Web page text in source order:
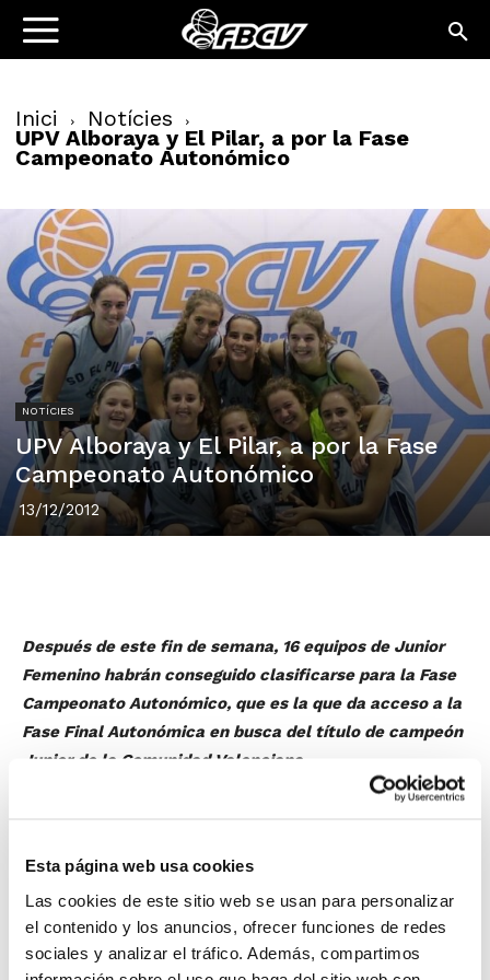
Esta página web usa cookies
Las cookies de este sitio web se usan para personalizar
el contenido y los anuncios, ofrecer funciones de redes
sociales y analizar el tráfico. Además, compartimos
Inici Notícies
UPV Alboraya y El Pilar, a por la Fase
Campeonato Autonómico
NOTÍCIES
UPV Alboraya y El Pilar, a por la Fase
Campeonato Autonómico
13/12/2012
Después de este fin de semana, 16 equipos de Junior
Femenino habrán conseguido clasificarse para la Fase
Campeonato Autonómico, que es la que da acceso a la
Fase Final Autonómica en busca del título de campeón
Junior de la Comunidad Valenciana.
Salvo incidencia, 15 equipos tienen ya asegurada la
Ros Casares Valencia, C.B. Alginet, Denia B.C.,
Fernández Consulting Benissa, BFSB Alicante-Motoval
Torrevieja, C.B. Teixereta, C.B.F. Cabo Mar, C.B.F. Akra
Leuka, Gioseppo Kids CBI y Clivus Bàsquet. La otra